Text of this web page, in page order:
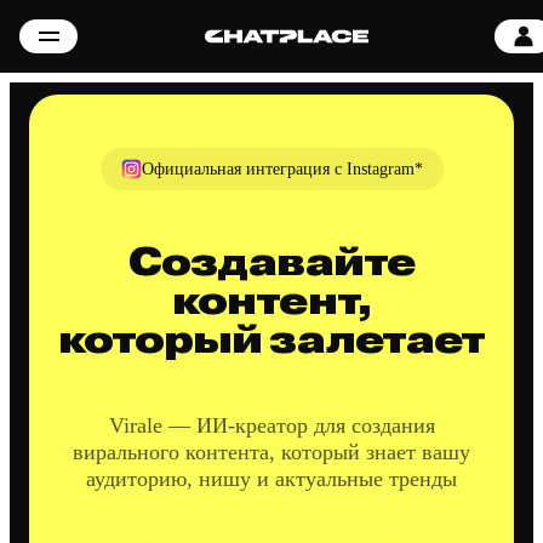
Официальная интеграция с Instagram*
Создавайте
контент,
который залетает
Virale — ИИ-креатор для создания
вирального контента, который знает вашу
аудиторию, нишу и актуальные тренды